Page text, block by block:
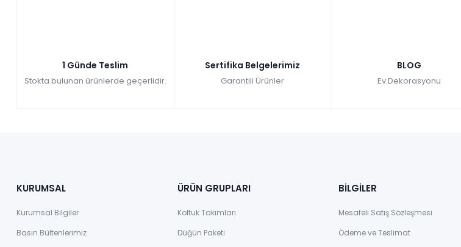
1 Günde Teslim
Stokta bulunan ürünlerde geçerlidir.
Sertifika Belgelerimiz
Garantili Ürünler
BLOG
Ev Dekorasyonu
KURUMSAL
Kurumsal Bilgiler
Basın Bültenlerimiz
ÜRÜN GRUPLARI
Koltuk Takımları
Düğün Paketi
BİLGİLER
Mesafeli Satış Sözleşmesi
Ödeme ve Teslimat